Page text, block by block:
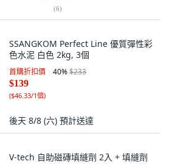
(6)
SSANGKOM Perfect Line 優質彈性彩
色水泥 白色 2kg, 3個
首購折扣價 40%$233
$139
($46.33/1個)
後天 8/8 (六) 預計送達
V-tech 自助磁磚填縫劑 2入 + 填縫劑